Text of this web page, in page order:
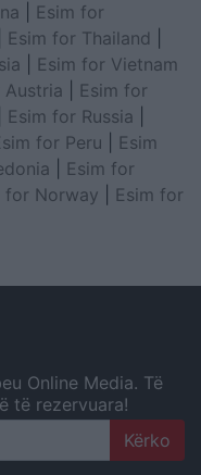
Esim for
Esim for Thailand
Esim for Vietnam
Austria
Esim for
Esim for Russia
for Peru
Esim
Esim for
for Norway
Esim for
Online Media. Të
të rezervuara!